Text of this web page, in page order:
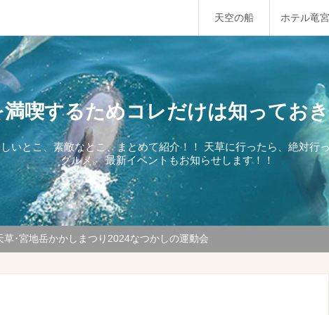
天空の船 ホテル竜宮
満喫するためコレだけは知ってお
とこ、素敵なとこ、まとめて紹介！！ 天草に行ったら、絶対行
グルメ。 最新イベントもお知らせします！！
草･宮地岳かかしまつり2024なつかしの運動会